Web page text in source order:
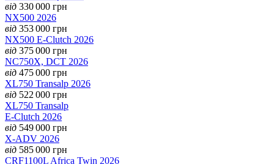
від 330 000 грн
NX500 2026
від 353 000 грн
NX500 E-Clutch 2026
від 375 000 грн
NC750X, DCT 2026
від 475 000 грн
XL750 Transalp 2026
від 522 000 грн
XL750 Transalp
E-Clutch 2026
від 549 000 грн
X-ADV 2026
від 585 000 грн
CRF1100L Africa Twin 2026